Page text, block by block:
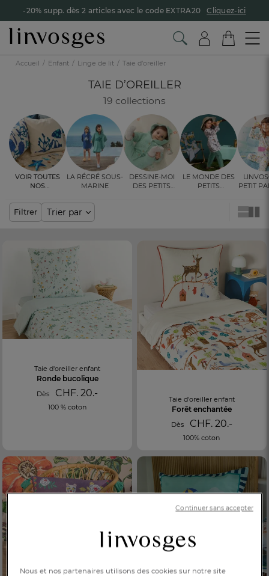
-20% supp. dès 2 articles avec le code EXTRA20 Cliquez-ici
FR DE
AT
BE
CH
Accueil Enfant Linge de lit Taie d’oreiller
TAIE D’OREILLER
19 collections
La récré sous-
marine
Dessine-moi
des petits
Le monde des
petits Petit
Voir toutes
nos
Filtrer Trier par
Taie d'oreiller enfant
Ronde bucolique
Dès CHF. 20.-
100 % coton
Taie d'oreiller enfant
Forêt enchantée
Dès CHF. 20.-
100% coton
Nous et nos partenaires utilisons des cookies sur notre site
Continuer sans accepter